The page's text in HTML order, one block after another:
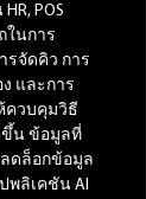
POS
ในการ
รจัดคิว การ
และการ
ควบคุมวิธี
ขึ้น ข้อมูลที่
ลดล็อกข้อมูล
พลิเคชัน AI